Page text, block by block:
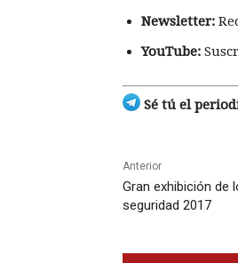
Newsletter:
YouTube:
Sé tú el
Anterior
Gran exhibición de
seguridad 2017